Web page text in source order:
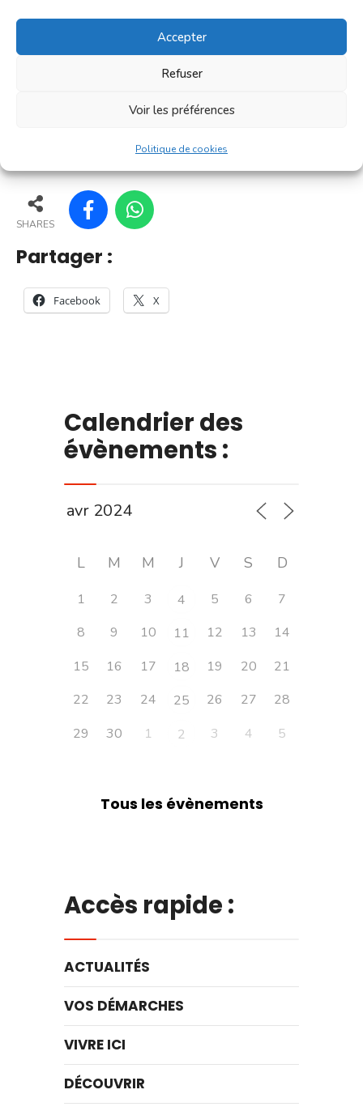
Accepter
Refuser
Voir les préférences
Politique de cookies
marché où l'on trouve l'essentiel pour le petit
166 169
SHARES
Partager :
Facebook X
Calendrier des
évènements :
L M M J V S D
1 2 3 4 5 6
7
8
9 10 11 12 13
14
15
16 17 18 19 20
21
22
23 24 25 26 27
28
29
30 1 2 3 4 5
Tous les évènements
Accès rapide :
ACTUALITÉS
VOS DÉMARCHES
VIVRE ICI
DÉCOUVRIR